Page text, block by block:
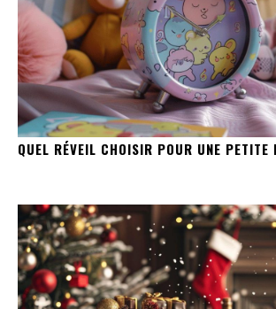
QUEL RÉVEIL CHOISIR POUR UNE PETITE